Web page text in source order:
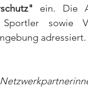
ein. Die
sowie
adressiert.